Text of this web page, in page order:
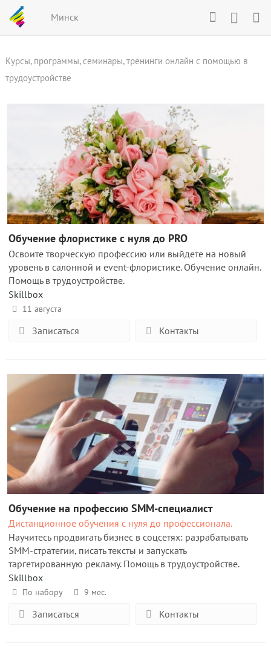
Минск
Курсы, программы, семинары, тренинги онлайн с помощью в
трудоустройстве
Обучение флористике с нуля до PRO
Освоите творческую профессию или выйдете на новый
уровень в салонной и event-флористике. Обучение онлайн.
Помощь в трудоустройстве.
Skillbox
11 августа
Записаться Контакты
Обучение на профессию SMM-специалист
Дистанционное обучения с нуля до профессионала.
Научитесь продвигать бизнес в соцсетях: разрабатывать
SMM-стратегии, писать тексты и запускать
таргетированную рекламу. Помощь в трудоустройстве.
Skillbox
По набору 9 мес.
Записаться Контакты